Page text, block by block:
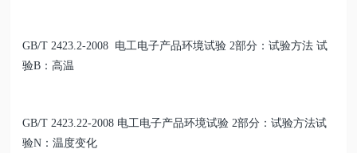
GB/T 2423.2-2008 电工电子产品环境试验 2部分：试验方法 试
验B：高温
GB/T 2423.22-2008 电工电子产品环境试验 2部分：试验方法试
验N：温度变化